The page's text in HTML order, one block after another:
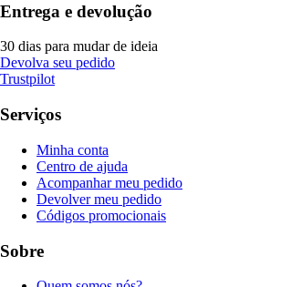
Entrega e devolução
30 dias para mudar de ideia
Devolva seu pedido
Trustpilot
Serviços
Minha conta
Centro de ajuda
Acompanhar meu pedido
Devolver meu pedido
Códigos promocionais
Sobre